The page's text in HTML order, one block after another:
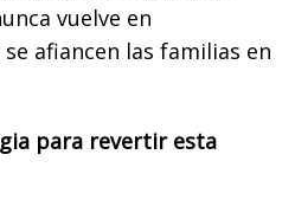
vuelve en
afiancen las familias en
para revertir esta